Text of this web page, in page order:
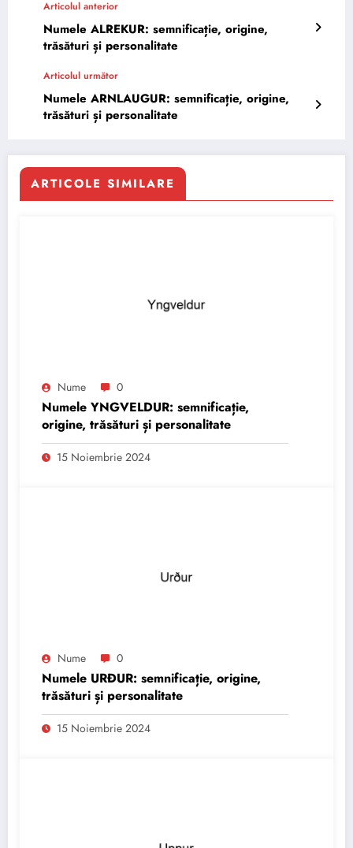
Articolul anterior
Numele ALREKUR: semnificație, origine,
trăsături și personalitate
Articolul următor
Numele ARNLAUGUR: semnificație, origine,
trăsături și personalitate
ARTICOLE SIMILARE
Nume 0
Numele YNGVELDUR: semnificație,
origine, trăsături și personalitate
15 Noiembrie 2024
Nume 0
Numele URÐUR: semnificație, origine,
trăsături și personalitate
15 Noiembrie 2024